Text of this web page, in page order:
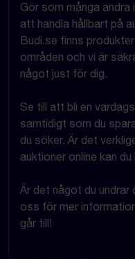
Gör som många
att handla hållbart på
Budi.se finns
områden och vi är
något just för dig.
Se till att bli en
samtidigt som du
du söker. Är det
auktioner online kan
Är det något du
oss för mer
går till!